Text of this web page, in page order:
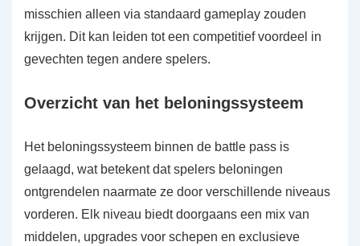
misschien alleen via standaard gameplay zouden
krijgen. Dit kan leiden tot een competitief voordeel in
gevechten tegen andere spelers.
Overzicht van het beloningssysteem
Het beloningssysteem binnen de battle pass is
gelaagd, wat betekent dat spelers beloningen
ontgrendelen naarmate ze door verschillende niveaus
vorderen. Elk niveau biedt doorgaans een mix van
middelen, upgrades voor schepen en exclusieve